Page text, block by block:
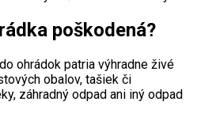
poškodená?
ohrádok patria výhradne živé
obalov, tašiek či
záhradný odpad ani iný odpad